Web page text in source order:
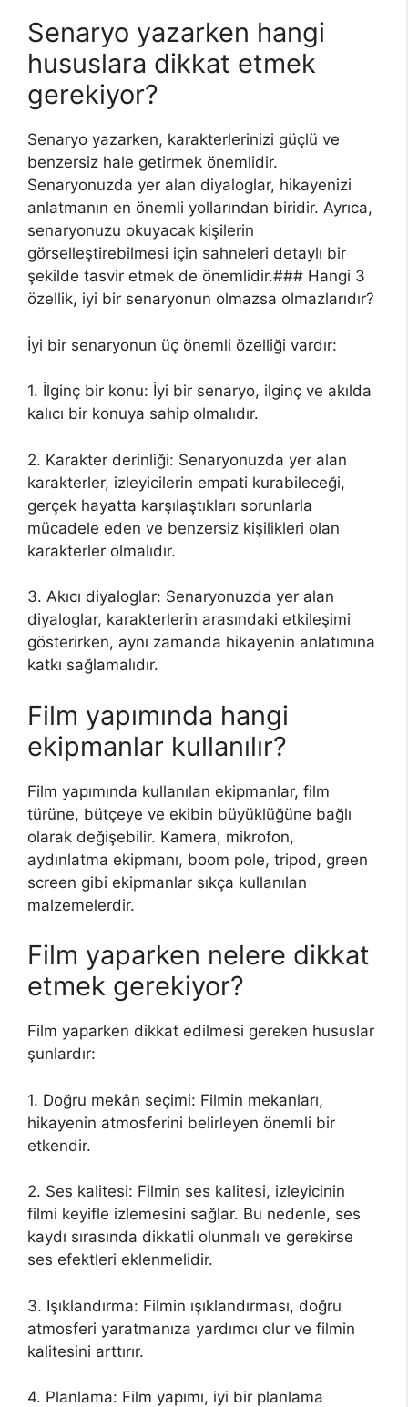
Senaryo yazarken hangi
hususlara dikkat etmek
gerekiyor?
Senaryo yazarken, karakterlerinizi güçlü ve
benzersiz hale getirmek önemlidir.
Senaryonuzda yer alan diyaloglar, hikayenizi
anlatmanın en önemli yollarından biridir. Ayrıca,
senaryonuzu okuyacak kişilerin
görselleştirebilmesi için sahneleri detaylı bir
şekilde tasvir etmek de önemlidir.### Hangi 3
özellik, iyi bir senaryonun olmazsa olmazlarıdır?
İyi bir senaryonun üç önemli özelliği vardır:
1. İlginç bir konu: İyi bir senaryo, ilginç ve akılda
kalıcı bir konuya sahip olmalıdır.
2. Karakter derinliği: Senaryonuzda yer alan
karakterler, izleyicilerin empati kurabileceği,
gerçek hayatta karşılaştıkları sorunlarla
mücadele eden ve benzersiz kişilikleri olan
karakterler olmalıdır.
3. Akıcı diyaloglar: Senaryonuzda yer alan
diyaloglar, karakterlerin arasındaki etkileşimi
gösterirken, aynı zamanda hikayenin anlatımına
katkı sağlamalıdır.
Film yapımında hangi
ekipmanlar kullanılır?
Film yapımında kullanılan ekipmanlar, film
türüne, bütçeye ve ekibin büyüklüğüne bağlı
olarak değişebilir. Kamera, mikrofon,
aydınlatma ekipmanı, boom pole, tripod, green
screen gibi ekipmanlar sıkça kullanılan
malzemelerdir.
Film yaparken nelere dikkat
etmek gerekiyor?
Film yaparken dikkat edilmesi gereken hususlar
şunlardır:
1. Doğru mekân seçimi: Filmin mekanları,
hikayenin atmosferini belirleyen önemli bir
etkendir.
2. Ses kalitesi: Filmin ses kalitesi, izleyicinin
filmi keyifle izlemesini sağlar. Bu nedenle, ses
kaydı sırasında dikkatli olunmalı ve gerekirse
ses efektleri eklenmelidir.
3. Işıklandırma: Filmin ışıklandırması, doğru
atmosferi yaratmanıza yardımcı olur ve filmin
kalitesini arttırır.
4. Planlama: Film yapımı, iyi bir planlama